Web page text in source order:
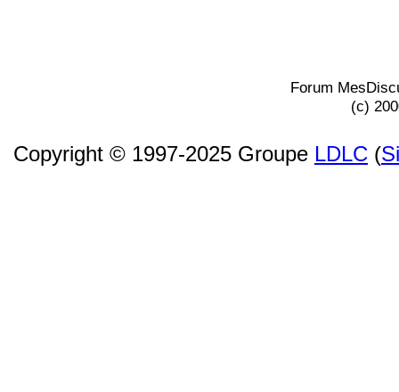
Forum
(c)
Copyright © 1997-2025 Groupe LDLC (